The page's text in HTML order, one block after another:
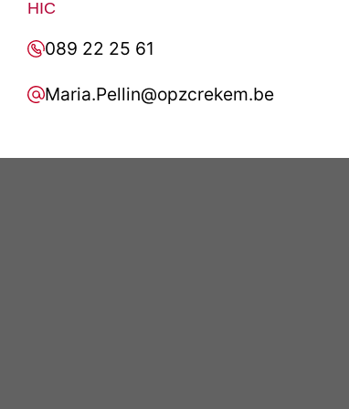
HIC
089 22 25 61
Maria.Pellin@opzcrekem.be